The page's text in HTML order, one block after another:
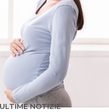
ULTIME NOTIZIE